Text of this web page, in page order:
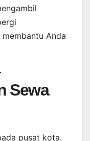
Anda
Sewa
pusat kota.